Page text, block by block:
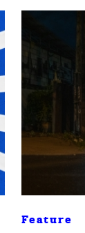
Feature